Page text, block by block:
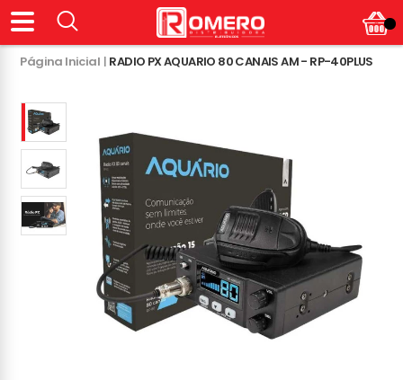
Página Inicial | RADIO PX AQUARIO 80 CANAIS AM - RP-40PLUS